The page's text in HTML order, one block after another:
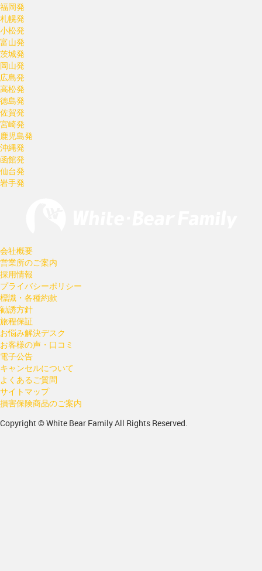
福岡発
札幌発
小松発
富山発
茨城発
岡山発
広島発
高松発
徳島発
佐賀発
宮崎発
鹿児島発
沖縄発
函館発
仙台発
岩手発
会社概要
営業所のご案内
採用情報
プライバシーポリシー
標識・各種約款
勧誘方針
旅程保証
お悩み解決デスク
お客様の声・口コミ
電子公告
キャンセルについて
よくあるご質問
サイトマップ
損害保険商品のご案内
Copyright © White Bear Family All Rights Reserved.